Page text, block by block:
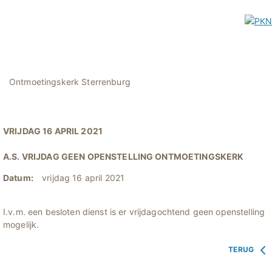
Ontmoetingskerk Sterrenburg
VRIJDAG 16 APRIL 2021
A.S. VRIJDAG GEEN OPENSTELLING ONTMOETINGSKERK
Datum: vrijdag 16 april 2021
I.v.m. een besloten dienst is er vrijdagochtend geen openstelling
mogelijk.
TERUG